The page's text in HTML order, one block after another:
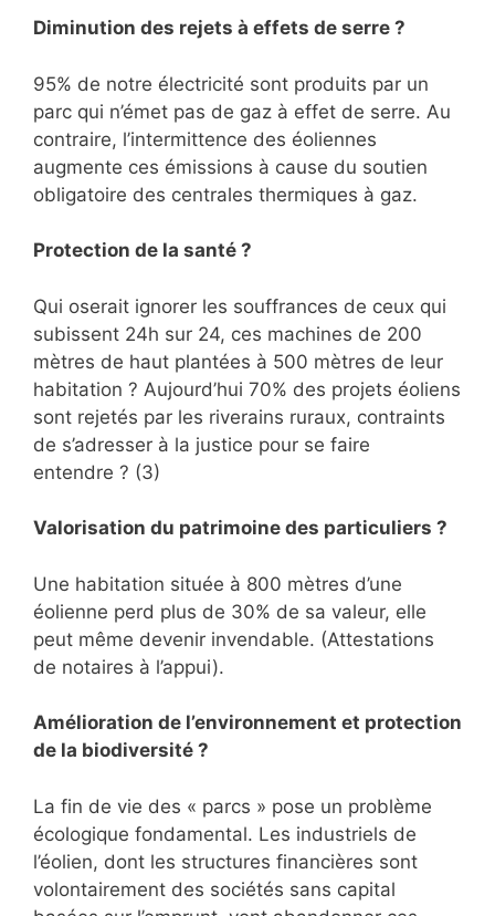
Diminution des rejets à effets de serre ?
95% de notre électricité sont produits par un
parc qui n’émet pas de gaz à effet de serre. Au
contraire, l’intermittence des éoliennes
augmente ces émissions à cause du soutien
obligatoire des centrales thermiques à gaz.
Protection de la santé ?
Qui oserait ignorer les souffrances de ceux qui
subissent 24h sur 24, ces machines de 200
mètres de haut plantées à 500 mètres de leur
habitation ? Aujourd’hui 70% des projets éoliens
sont rejetés par les riverains ruraux, contraints
de s’adresser à la justice pour se faire
entendre ? (3)
Valorisation du patrimoine des particuliers ?
Une habitation située à 800 mètres d’une
éolienne perd plus de 30% de sa valeur, elle
peut même devenir invendable. (Attestations
de notaires à l’appui).
Amélioration de l’environnement et protection
de la biodiversité ?
La fin de vie des « parcs » pose un problème
écologique fondamental. Les industriels de
l’éolien, dont les structures financières sont
volontairement des sociétés sans capital